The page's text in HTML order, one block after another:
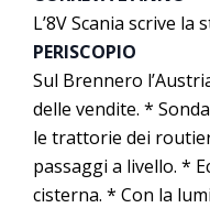
L’8V Scania scrive la
PERISCOPIO
Sul Brennero
delle vendite. *
le trattorie dei
passaggi a livello. *
cisterna. * Con la